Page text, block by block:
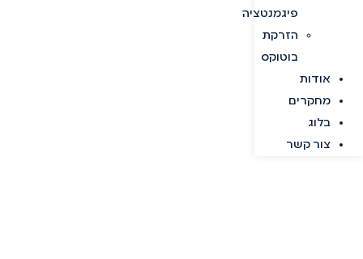
פיגמנטציה
הזרקת
בוטוקס
אודות
מחקרים
בלוג
צור קשר